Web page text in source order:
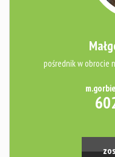
pośrednik w obrocie